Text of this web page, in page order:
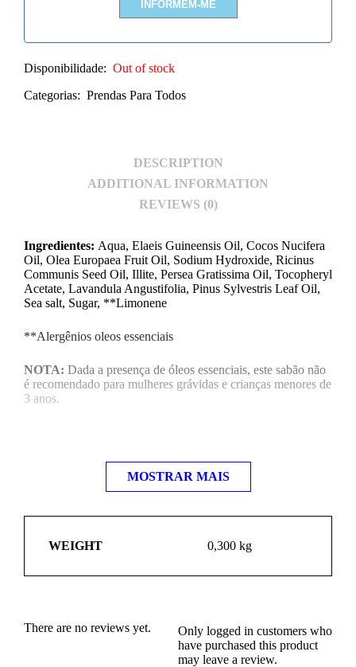
Disponibilidade: Out of stock
Categorias: Prendas Para Todos
DESCRIPTION
ADDITIONAL INFORMATION
REVIEWS (0)
Ingredientes: Aqua, Elaeis Guineensis Oil, Cocos Nucifera
Oil, Olea Europaea Fruit Oil, Sodium Hydroxide, Ricinus
Communis Seed Oil, Illite, Persea Gratissima Oil, Tocopheryl
Acetate, Lavandula Angustifolia, Pinus Sylvestris Leaf Oil,
Sea salt, Sugar, **Limonene
**Alergênios oleos essenciais
NOTA: Dada a presença de óleos essenciais, este sabão não
é recomendado para mulheres grávidas e crianças menores de
3 anos.
com que ele dure muito mais.
MOSTRAR MAIS
WEIGHT 0,300 kg
There are no reviews yet.
Only logged in customers who
have purchased this product
may leave a review.